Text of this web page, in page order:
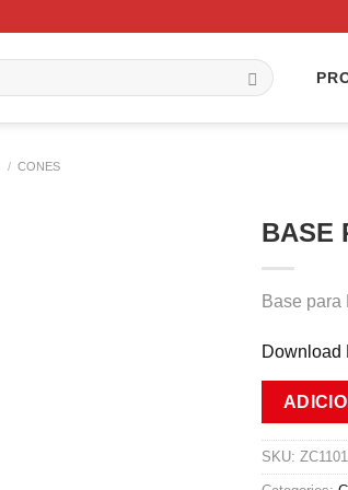
/ CONES
BASE
Base
Download
SKU: ZC1101